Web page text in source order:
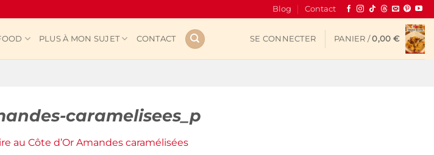
Blog Contact
PLUS À MON SUJET CONTACT SE CONNECTER PANIER /0,00 €
caramelisees_p
au Côte d’Or Amandes caramélisées